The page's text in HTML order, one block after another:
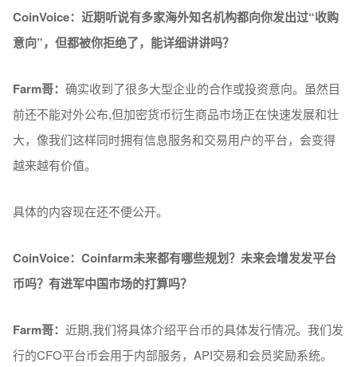
CoinVoice：近期听说有多家海外知名机构都向你发出过“收购
意向”，但都被你拒绝了，能详细讲讲吗？
Farm哥：确实收到了很多大型企业的合作或投资意向。虽然目
前还不能对外公布,但加密货币衍生商品市场正在快速发展和壮
大，像我们这样同时拥有信息服务和交易用户的平台，会变得
越来越有价值。
具体的内容现在还不便公开。
CoinVoice：Coinfarm未来都有哪些规划？未来会增发发平台
币吗？有进军中国市场的打算吗？
Farm哥：近期,我们将具体介绍平台币的具体发行情况。我们发
行的CFO平台币会用于内部服务，API交易和会员奖励系统。